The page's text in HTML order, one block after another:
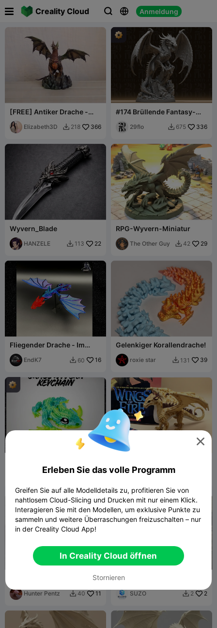
Creality Cloud   Anmeldung
 
[FREE] Antiker Drache -
Hochdetaillierte
Drachenfigur
Elizabeth3D  218 366
#174 Brüllende Fantasy-
Bestie29flo  675 336
Wyvern_Blade
HANZELE  113 22
RPG-Wyvern-Miniatur
The Other Guy  42 29
Fliegender Drache - Im
Dunkeln leuchtend -
Wyvern
EndK7  60 16
Gelenkiger Korallendrache!
roxie star  131 39
Schlüsselanhänger -
Drache - Qibli
The Other Guy
Hunter Pentz  40 11
Delta Force Wyvern Haken
SUZO  2 2

Erleben Sie das volle Programm
Greifen Sie auf alle Modelldetails zu, profitieren Sie von
nahtlosem Cloud-Slicing und Drucken mit nur einem Klick.
Interagieren Sie mit den Modellen, um exklusive Punkte zu
sammeln und weitere Überraschungen freizuschalten – nur
in der Creality Cloud App!
In Creality Cloud öffnen
Stornieren